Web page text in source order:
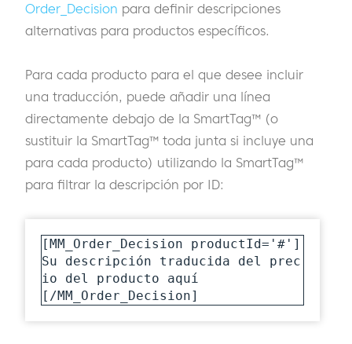
Order_Decision para definir descripciones
alternativas para productos específicos.
Para cada producto para el que desee incluir
una traducción, puede añadir una línea
directamente debajo de la SmartTag™ (o
sustituir la SmartTag™ toda junta si incluye una
para cada producto) utilizando la SmartTag™
para filtrar la descripción por ID:
[MM_Order_Decision productId='#']
Su descripción traducida del prec
io del producto aquí
[/MM_Order_Decision]